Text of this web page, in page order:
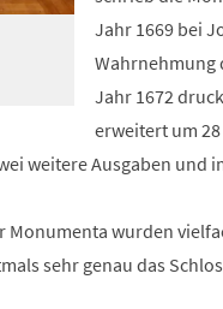
Jahr 1669 bei
Wahrnehmung
Jahr 1672
erweitert um
weitere Ausgaben und
Monumenta wurden
sehr genau das